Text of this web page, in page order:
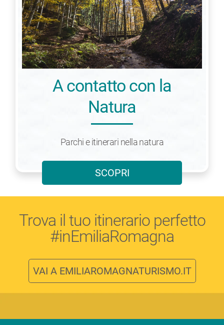
A contatto con la
Natura
Parchi e itinerari nella natura
SCOPRI
Trova il tuo itinerario perfetto
#inEmiliaRomagna
VAI A EMILIAROMAGNATURISMO.IT